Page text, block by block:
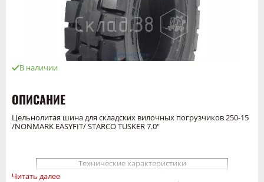
В наличии
ОПИСАНИЕ
Цельнолитая шина для складских вилочных погрузчиков 250-15
/NONMARK EASYFIT/ STARCO TUSKER 7.0"
Технические характеристики
EAN
Читать далее